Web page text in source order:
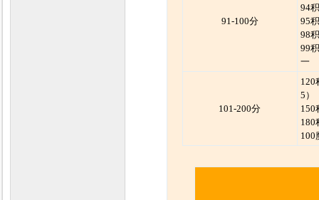
91-100分
94
95
98
99
一
101-200分
120
5）
150
180
100